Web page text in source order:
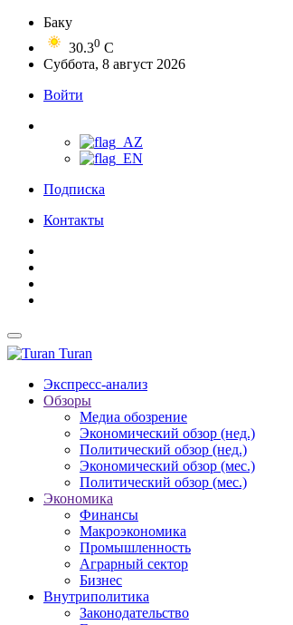
Баку
30.30 C
Суббота, 8 август 2026
Войти
Подписка
Контакты
Turan
Экспресс-анализ
Обзоры
Медиа обозрение
Экономический обзор (нед.)
Политический обзор (нед.)
Экономический обзор (мес.)
Политический обзор (мес.)
Экономика
Финансы
Макроэкономика
Промышленность
Аграрный сектор
Бизнес
Внутриполитика
Законодательство